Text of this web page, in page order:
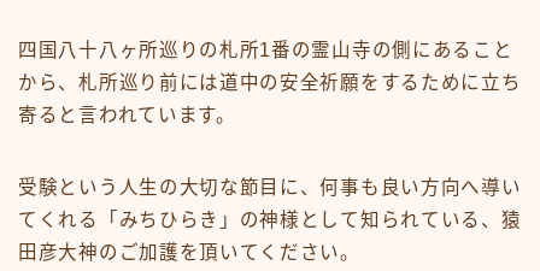
四国八十八ヶ所巡りの札所1番の霊山寺の側にあること
から、札所巡り前には道中の安全祈願をするために立ち
寄ると言われています。
受験という人生の大切な節目に、何事も良い方向へ導い
てくれる「みちひらき」の神様として知られている、猿
田彦大神のご加護を頂いてください。